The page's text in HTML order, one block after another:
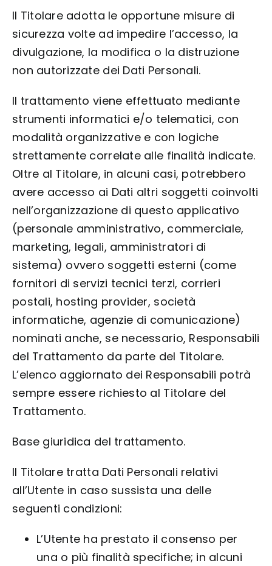
Il Titolare adotta le opportune misure di
sicurezza volte ad impedire l’accesso, la
divulgazione, la modifica o la distruzione
non autorizzate dei Dati Personali.
Il trattamento viene effettuato mediante
strumenti informatici e/o telematici, con
modalità organizzative e con logiche
strettamente correlate alle finalità indicate.
Oltre al Titolare, in alcuni casi, potrebbero
avere accesso ai Dati altri soggetti coinvolti
nell’organizzazione di questo applicativo
(personale amministrativo, commerciale,
marketing, legali, amministratori di
sistema) ovvero soggetti esterni (come
fornitori di servizi tecnici terzi, corrieri
postali, hosting provider, società
informatiche, agenzie di comunicazione)
nominati anche, se necessario, Responsabili
del Trattamento da parte del Titolare.
L’elenco aggiornato dei Responsabili potrà
sempre essere richiesto al Titolare del
Trattamento.
Base giuridica del trattamento.
Il Titolare tratta Dati Personali relativi
all’Utente in caso sussista una delle
seguenti condizioni:
L’Utente ha prestato il consenso per
una o più finalità specifiche; in alcuni